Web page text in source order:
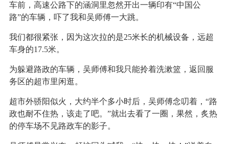
车前，高速公路下的涵洞里忽然开出一辆印有“中国公
路”的车辆，吓了我和吴师傅一大跳。
我们都很紧张，因为这次拉的是25米长的机械设备，远超
车身的17.5米。
为躲避路政的车辆，吴师傅和我只能拎着洗漱篮，返回服
务区的超市里闲逛。
超市外骄阳似火，大约半个多小时后，吴师傅念叨着，“路
政也耐不住热，该走了吧。”就出去看了一圈，果然，炙热
的停车场不见路政车的影子。